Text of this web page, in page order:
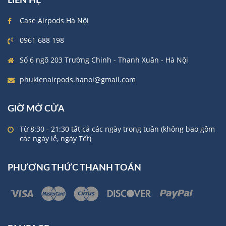
Case Airpods Hà Nội
0961 688 198
Số 6 ngõ 203 Trường Chinh - Thanh Xuân - Hà Nội
phukienairpods.hanoi@gmail.com
GIỜ MỞ CỬA
Từ 8:30 - 21:30 tất cả các ngày trong tuần (không bao gồm
các ngày lễ, ngày Tết)
PHƯƠNG THỨC THANH TOÁN